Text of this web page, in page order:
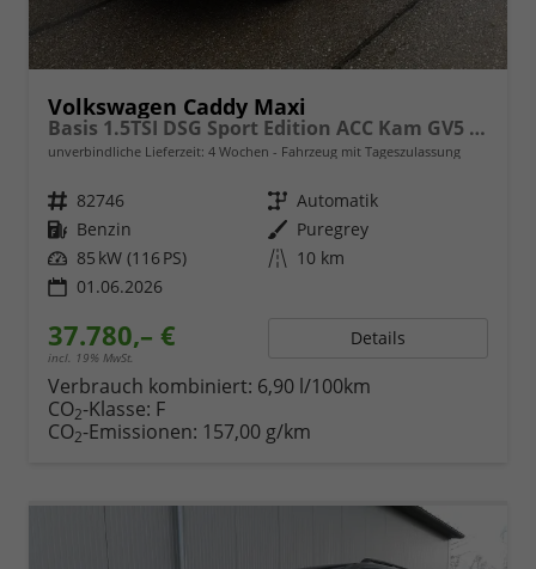
Volkswagen Caddy Maxi
Basis 1.5TSI DSG Sport Edition ACC Kam GV5 App AHK Reling
unverbindliche Lieferzeit: 4 Wochen Fahrzeug mit Tageszulassung
Fahrzeugnr. 82746 Getriebe Automatik
Kraftstoff Benzin Außenfarbe Puregrey
Leistung 85 kW (116 PS) Kilometerstand 10 km
01.06.2026
37.780,– €
incl. 19% MwSt.
Details
Verbrauch kombiniert: 6,90 l/100km
CO2-Klasse: F
CO2-Emissionen: 157,00 g/km